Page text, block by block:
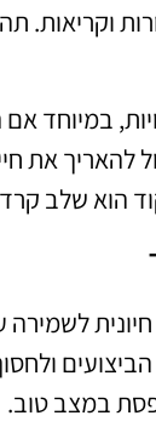
וקריאות.
במיוחד
להאריך את
הוא שלב
במצב טוב.